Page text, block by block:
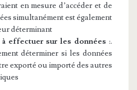
en mesure d’accéder et de
simultanément est également
déterminant
à effectuer sur les données :.
déterminer si les données
exporté ou importé des autres